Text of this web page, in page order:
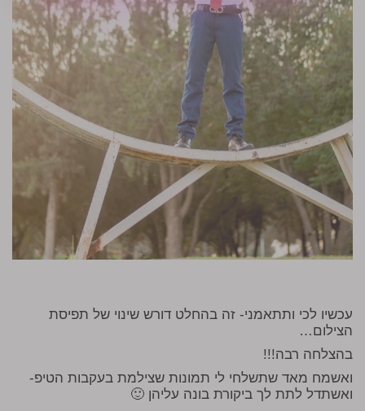
עכשיו לכי ותתאמני- זה בהחלט דורש שינוי של תפיסת
הצילום…
בהצלחה רבה!!!
ואשמח מאד שתשלחי לי תמונות שצילמת בעקבות הטיפ-
ואשתדל לתת לך ביקורת בונה עליהן 🙂